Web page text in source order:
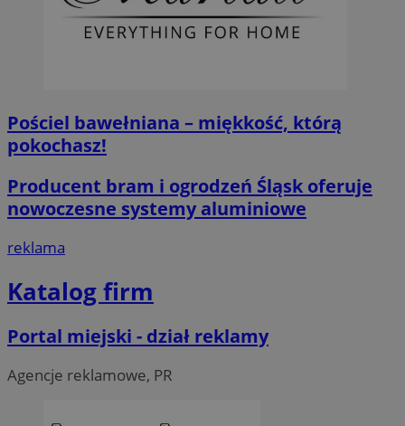
Pościel bawełniana – miękkość, którą
pokochasz!
Producent bram i ogrodzeń Śląsk oferuje
nowoczesne systemy aluminiowe
reklama
Katalog firm
Portal miejski - dział reklamy
Agencje reklamowe, PR